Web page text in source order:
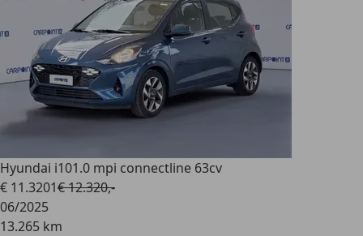
Hyundai i101.0 mpi connectline 63cv
€ 11.3201€ 12.320,-
06/2025
13.265 km